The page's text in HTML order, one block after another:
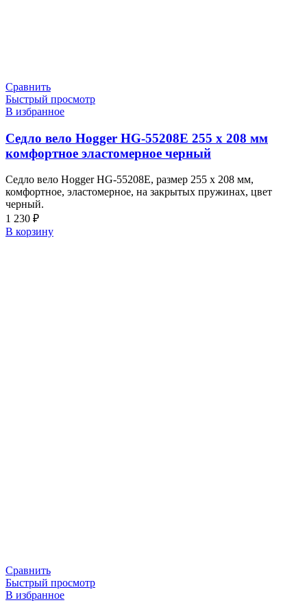
Сравнить
Быстрый просмотр
В избранное
Седло вело Hogger HG-55208E 255 х 208 мм
комфортное эластомерное черный
Седло вело Hogger HG-55208E, размер 255 х 208 мм,
комфортное, эластомерное, на закрытых пружинах, цвет
черный.
1 230 ₽
В корзину
Сравнить
Быстрый просмотр
В избранное